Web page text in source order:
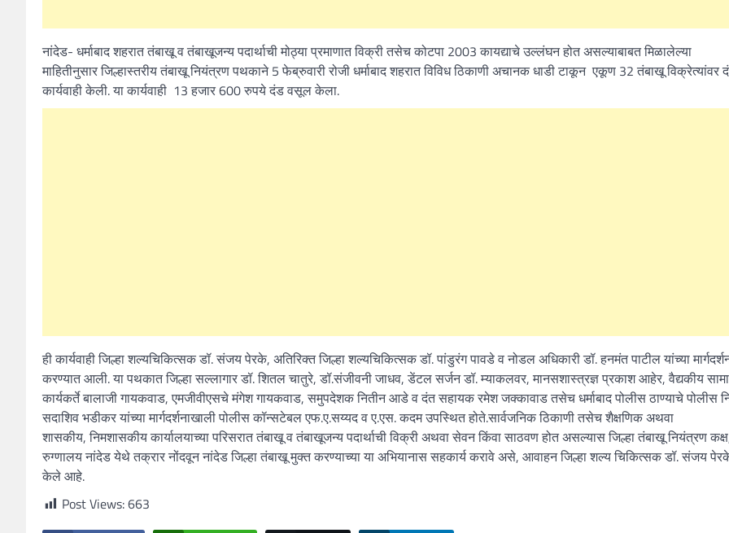
नांदेड- धर्माबाद शहरात तंबाखू व तंबाखूजन्य पदार्थाची मोठ्या प्रमाणात विक्री तसेच कोटपा 2003 कायद्याचे उल्लंघन होत असल्याबाबत मिळालेल्या
माहितीनुसार जिल्हास्तरीय तंबाखू नियंत्रण पथकाने 5 फेब्रुवारी रोजी धर्माबाद शहरात विविध ठिकाणी अचानक धाडी टाकून एकूण 32 तंबाखू विक्रेत्यांवर
कार्यवाही केली. या कार्यवाही 13 हजार 600 रुपये दंड वसूल केला.
ही कार्यवाही जिल्हा शल्यचिकित्सक डॉ. संजय पेरके, अतिरिक्त जिल्हा शल्यचिकित्सक डॉ. पांडुरंग पावडे व नोडल अधिकारी डॉ. हनमंत पाटील यांच्या
करण्यात आली. या पथकात जिल्हा सल्लागार डॉ. शितल चातुरे, डॉ.संजीवनी जाधव, डेंटल सर्जन डॉ. म्याकलवर, मानसशास्त्रज्ञ प्रकाश आहेर, वैद्यकीय
कार्यकर्ते बालाजी गायकवाड, एमजीवीएसचे मंगेश गायकवाड, समुपदेशक नितीन आडे व दंत सहायक रमेश जक्कावाड तसेच धर्माबाद पोलीस ठाण्याचे पोलीस
सदाशिव भडीकर यांच्या मार्गदर्शनाखाली पोलीस कॉन्सटेबल एफ.ए.सय्यद व ए.एस. कदम उपस्थित होते.सार्वजनिक ठिकाणी तसेच शैक्षणिक अथवा
शासकीय, निमशासकीय कार्यालयाच्या परिसरात तंबाखू व तंबाखूजन्य पदार्थाची विक्री अथवा सेवन किंवा साठवण होत असल्यास जिल्हा तंबाखू नियंत्रण
रुग्णालय नांदेड येथे तक्रार नोंदवून नांदेड जिल्हा तंबाखू मुक्त करण्याच्या या अभियानास सहकार्य करावे असे, आवाहन जिल्हा शल्य चिकित्सक डॉ. संजय
केले आहे.
Post Views:663